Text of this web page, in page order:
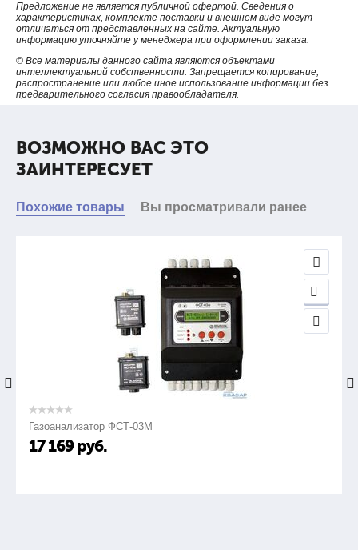
Предложение не является публичной офертой. Сведения о
характеристиках, комплекте поставки и внешнем виде могут
отличаться от представленных на сайте. Актуальную
информацию уточняйте у менеджера при оформлении заказа.
© Все материалы данного сайта являются объектами
интеллектуальной собственности. Запрещается копирование,
распространение или любое иное использование информации без
предварительного согласия правообладателя.
ВОЗМОЖНО ВАС ЭТО
ЗАИНТЕРЕСУЕТ
Похожие товары Вы просматривали ранее
Газоанализатор ФСТ-03М
17 169 руб.